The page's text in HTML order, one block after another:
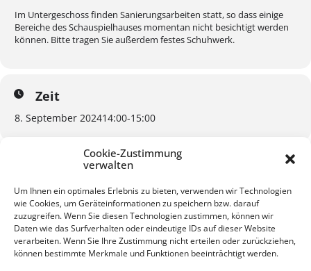
Cookie-Zustimmung
verwalten
Um Ihnen ein optimales Erlebnis zu bieten, verwenden wir Technologien
wie Cookies, um Geräteinformationen zu speichern bzw. darauf
zuzugreifen. Wenn Sie diesen Technologien zustimmen, können wir
Daten wie das Surfverhalten oder eindeutige IDs auf dieser Website
verarbeiten. Wenn Sie Ihre Zustimmung nicht erteilen oder zurückziehen,
können bestimmte Merkmale und Funktionen beeinträchtigt werden.
Im Untergeschoss finden Sanierungsarbeiten statt, so dass einige
Bereiche des Schauspielhauses momentan nicht besichtigt werden
können. Bitte tragen Sie außerdem festes Schuhwerk.
Zeit
8. September 202414:00-15:00
KALENDER GOOGLEKALENDER